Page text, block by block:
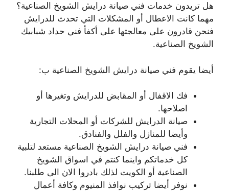
هل تريدون خدمات فني صيانة درايش الشويخ الصناعية؟
مهما كانت الاعطال أو المشكلات التي تحدث للدرايش
فنحن قادرون على معالجتها على أكفأ فني حداد شبابيك
الشويخ الصناعية.
أيضا يقوم فني صيانة درايش الشويخ الصناعية ب:
فك الاقفال أو المقابض للدرايش وتغيرها أو
اصلاحها.
صيانة الدرايش للشركات أو المحلات التجارية
وأيضا للمنازل والفلل والفنادق.
فني صيانة درايش الشويخ الصناعية مستعد لتلبية
كل خدماتكم واينما كنتم في اسواق الشويخ
الصناعية أو الكويت لذلك بادروا الان الى طلبنا.
نوفر أيضا تركيب نوافذ المنيوم وكافة أعمال